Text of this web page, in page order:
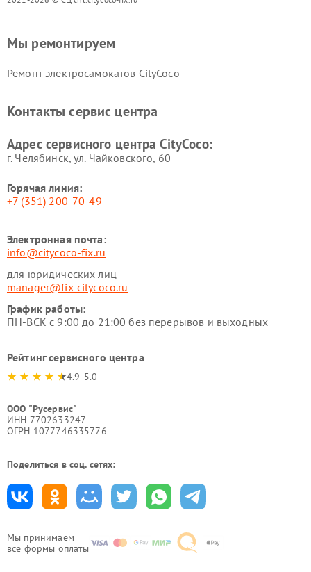
Мы принимаем
все формы оплаты
Мы ремонтируем
Ремонт электросамокатов CityCoco
Контакты сервис центра
Адрес сервисного центра CityCoco:
г. Челябинск, ул. Чайковского, 60
Горячая линия:
+7 (351) 200-70-49
Электронная почта:
info@citycoco-fix.ru
для юридических лиц
manager@fix-citycoco.ru
График работы:
ПН-ВСК с 9:00 до 21:00 без перерывов и выходных
Рейтинг сервисного центра
4.9-5.0
ООО "Русервис"
ИНН 7702633247
ОГРН 1077746335776
Поделиться в соц. сетях: